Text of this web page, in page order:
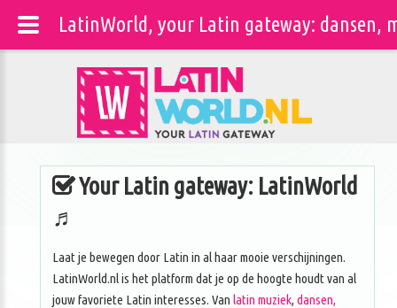
Your Latin gateway: LatinWorld
♬
Laat je bewegen door Latin in al haar mooie verschijningen.
LatinWorld.nl is het platform dat je op de hoogte houdt van al
jouw favoriete Latin interesses. Van latin muziek, dansen,
LatinWorld, your Latin gateway: dansen,